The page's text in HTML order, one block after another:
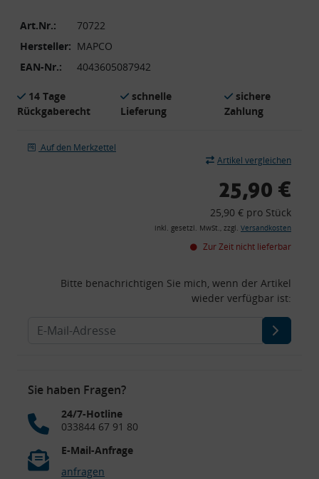
Art.Nr.:
70722
Hersteller: MAPCO
EAN-Nr.:
4043605087942
14 Tage
Rückgaberecht
schnelle
Lieferung
sichere
Zahlung
Auf den Merkzettel
Artikel vergleichen
25,90 €
25,90 € pro Stück
inkl. gesetzl. MwSt., zzgl. Versandkosten
Zur Zeit nicht lieferbar
Bitte benachrichtigen Sie mich, wenn der Artikel
wieder verfügbar ist:
Sie haben Fragen?
24/7-Hotline
033844 67 91 80
E-Mail-Anfrage
anfragen